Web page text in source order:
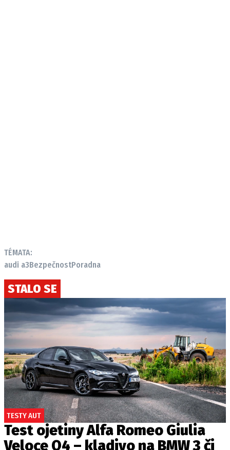
TÉMATA:
audi a3BezpečnostPoradna
STALO SE
TESTY AUT
Test ojetiny Alfa Romeo Giulia
Veloce Q4 – kladivo na BMW 3 či